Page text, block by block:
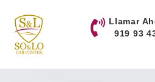
Llamar
919 93